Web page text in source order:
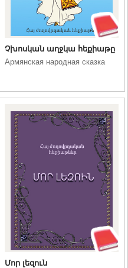
Չխոսկան աղջկա հեքիաթը
Армянская народная сказка
Մոր լեզուն